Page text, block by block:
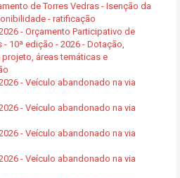
de Torres Vedras - Isenção da
- ratificação
- Orçamento Participativo de
- 10ª edição - 2026 - Dotação,
áreas temáticas e
- Veículo abandonado na via
- Veículo abandonado na via
- Veículo abandonado na via
- Veículo abandonado na via